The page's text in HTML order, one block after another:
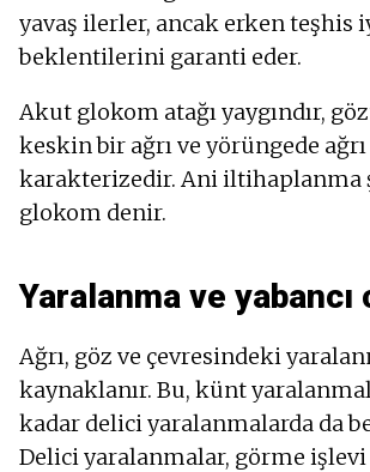
yavaş ilerler, ancak erken teşhis
beklentilerini garanti eder.
Akut glokom atağı yaygındır,
keskin bir ağrı ve yörüngede
karakterizedir. Ani iltihaplanma
glokom denir.
Yaralanma ve yabancı
Ağrı, göz ve çevresindeki
kaynaklanır. Bu, künt
kadar delici yaralanmalarda da
Delici yaralanmalar, görme